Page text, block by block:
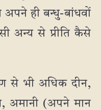
ही बन्धु-बांधवों
अन्य से प्रीति कैसे
से भी अधिक दीन,
अमानी (अपने मान